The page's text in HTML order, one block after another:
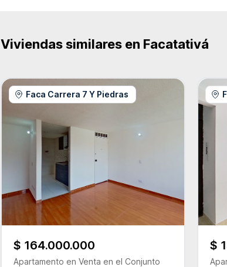
Viviendas similares en Facatativá
Faca Carrera 7 Y Piedras
$ 164.000.000
Apartamento en Venta en el Conjunto
$